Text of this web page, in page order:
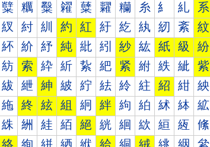
糱 糲 糳 糴 糵 糶 糷 糸 糹 糺 系
紁 紂 紃 約 紅 紆 紇 紈 紉 紊 紋
紑 紒 紓 純 紕 紖 紗 紘 紙 級 紛
紡 索 紣 紤 紥 紦 紧 紨 紩 紪 紫
紱 紲 紳 紴 紵 紶 紷 紸 紹 紺 紻
絁 終 絃 組 絅 絆 絇 絈 絉 絊 絋
絑 絒 絓 絔 絕 絖 絗 絘 絙 絚 絛
絡 絢 絣 絤 絥 給 絧 絨 絩 絪 絫